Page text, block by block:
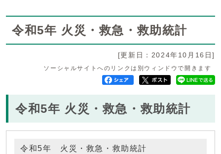
令和5年 火災・救急・救助統計
[更新日：2024年10月16日]
ソーシャルサイトへのリンクは別ウィンドウで開きます
令和5年 火災・救急・救助統計
令和5年 火災・救急・救助統計